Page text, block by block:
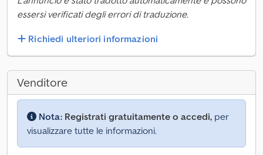
essersi verificati degli errori di traduzione.
Richiedi ulteriori informazioni
Venditore
Nota: Registrati gratuitamente o accedi, per
visualizzare tutte le informazioni.